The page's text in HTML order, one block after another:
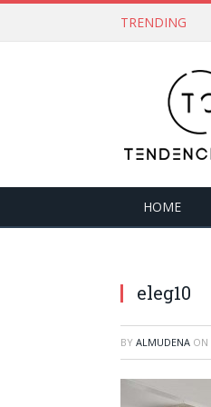
TRENDING
HOME
eleg10
BY ALMUDENA ON